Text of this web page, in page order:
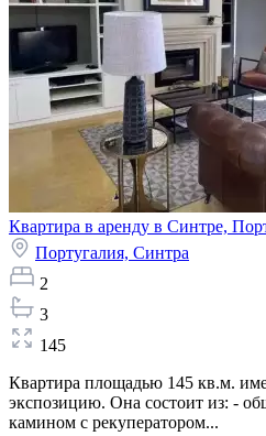
Квартира в аренду в Синтре,
Португалия, Синтра
2
3
145
Квартира площадью 145 кв.м.
экспозицию. Она состоит из: -
камином с рекуператором...